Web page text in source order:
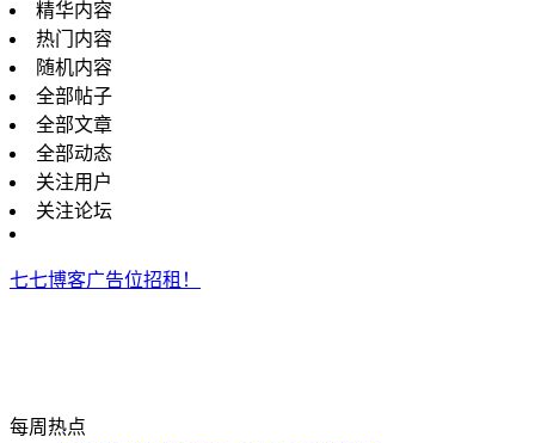
精华内容
热门内容
随机内容
全部帖子
全部文章
全部动态
关注用户
关注论坛
七七博客广告位招租！
每周热点